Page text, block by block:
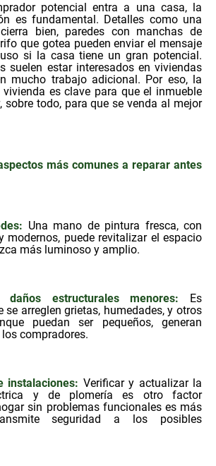
potencial entra a una casa, la
es fundamental. Detalles como una
bien, paredes con manchas de
que gotea pueden enviar el mensaje
si la casa tiene un gran potencial.
suelen estar interesados en viviendas
mucho trabajo adicional. Por eso, la
es clave para que el inmueble
sobre todo, para que se venda al mejor
más comunes a reparar antes
Una mano de pintura fresca, con
modernos, puede revitalizar el espacio
más luminoso y amplio.
daños estructurales menores: Es
arreglen grietas, humedades, y otros
puedan ser pequeños, generan
compradores.
instalaciones: Verificar y actualizar la
y de plomería es otro factor
sin problemas funcionales es más
seguridad a los posibles